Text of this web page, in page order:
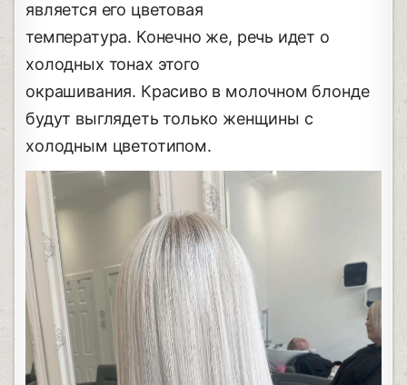
является его цветовая
температура. Конечно же, речь идет о
холодных тонах этого
окрашивания. Красиво в молочном блонде
будут выглядеть только женщины с
холодным цветотипом.